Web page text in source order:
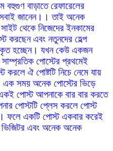
বহুগুণ বাড়াতে রেফারেলের
সবাই জানেন।। তাই অনেক
থেকে নিজেদের ইনকামের
করছেন এবং নতুনদের হেল্প
হচ্ছেন। যখন কেউ একজন
পোস্টের প্রথমেই
ঐ পোষ্টটি নিচে নেমে যায়
সময় অনেক পোস্টের ভিড়ে
পোস্ট আপনাকে বার বার করতে
পোস্টটি প্লেস করলে পোস্ট
ফলে একটি পোস্ট একবার করেই
এবং অনেক অনেক